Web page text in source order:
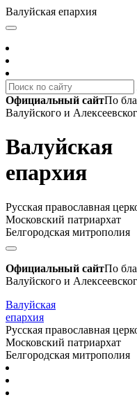
Валуйская епархия
Официальный сайтПо
Валуйского и
Валуйская
епархия
Русская православная
Московский патриархат
Белгородская митрополия
Официальный сайтПо
Валуйского и
Валуйская
епархия
Русская православная
Московский патриархат
Белгородская митрополия